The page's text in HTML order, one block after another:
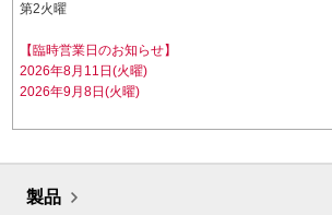
第2火曜
【臨時営業日のお知らせ】
2026年8月11日(火曜)
2026年9月8日(火曜)
製品